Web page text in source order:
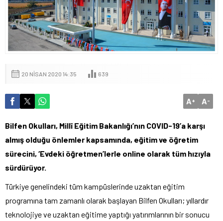
20 NISAN 2020 14:35 639
A+ A-
Bilfen Okulları, Millî Eğitim Bakanlığı’nın COVID-19’a karşı
almış olduğu önlemler kapsamında, eğitim ve öğretim
sürecini, ‘Evdeki öğretmen’lerle online olarak tüm hızıyla
sürdürüyor.
Türkiye genelindeki tüm kampüslerinde uzaktan eğitim
programına tam zamanlı olarak başlayan Bilfen Okulları; yıllardır
teknolojiye ve uzaktan eğitime yaptığı yatırımlarının bir sonucu